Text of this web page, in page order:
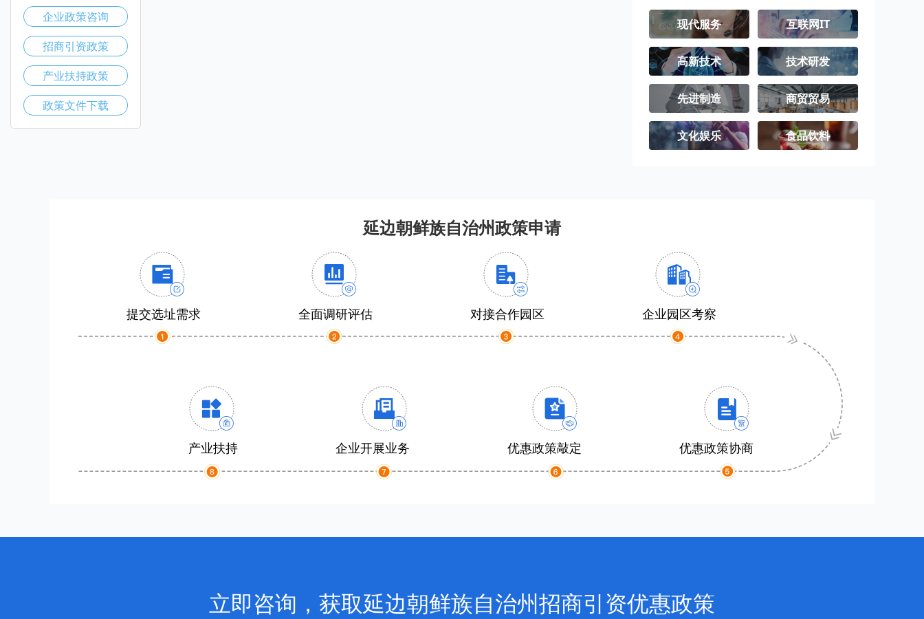
现代服务 互联网IT
高新技术 技术研发
先进制造 商贸贸易
文化娱乐 食品饮料
延边朝鲜族自治州政策申请
提交选址需求 全面调研评估 对接合作园区 企业园区考察
产业扶持 企业开展业务 优惠政策敲定 优惠政策协商
企业政策咨询
招商引资政策
产业扶持政策
政策文件下载
立即咨询，获取延边朝鲜族自治州招商引资优惠政策